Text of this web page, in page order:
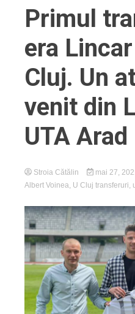
Primul
era Lincar
Cluj. Un
venit din
UTA Arad
Stroia Cătălin mai 27,
Albert Voinea U Cluj transferuri